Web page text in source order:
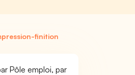
finition
Pôle emploi, par